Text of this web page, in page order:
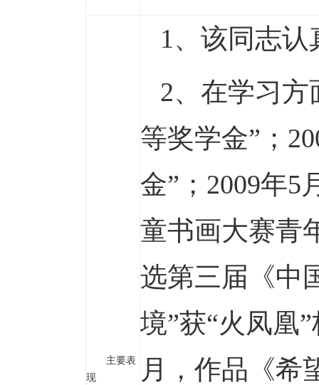
主要表
现
1、该同志
2、在学习
等奖学金”；
金”；2009年5
童书画大赛青
选第三届《中
境”获“火凤凰
月，作品《希